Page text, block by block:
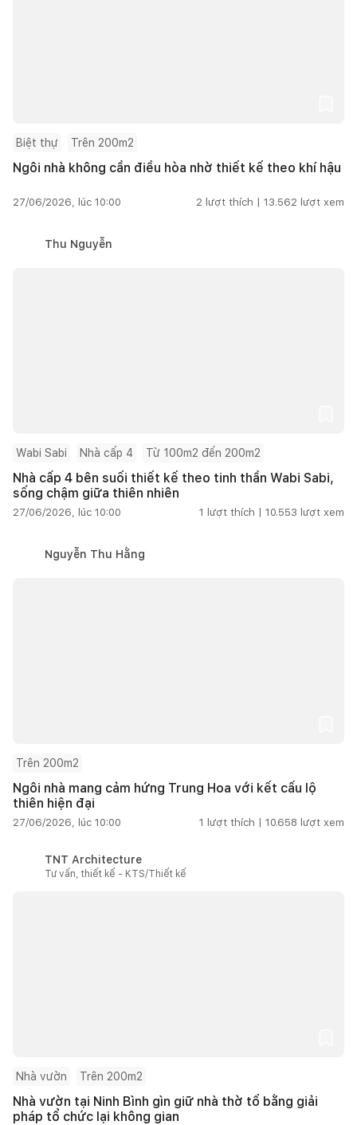
Biệt thự Trên 200m2
Ngôi nhà không cần điều hòa nhờ thiết kế theo khí hậu
27/06/2026, lúc 10:00 2 lượt thích | 13.562 lượt xem
Thu Nguyễn
Wabi Sabi Nhà cấp 4 Từ 100m2 đến 200m2
Nhà cấp 4 bên suối thiết kế theo tinh thần Wabi Sabi,
sống chậm giữa thiên nhiên
27/06/2026, lúc 10:00 1 lượt thích | 10.553 lượt xem
Nguyễn Thu Hằng
Trên 200m2
Ngôi nhà mang cảm hứng Trung Hoa với kết cấu lộ
thiên hiện đại
27/06/2026, lúc 10:00 1 lượt thích | 10.658 lượt xem
TNT Architecture
Tư vấn, thiết kế - KTS/Thiết kế
Nhà vườn Trên 200m2
Nhà vườn tại Ninh Bình gìn giữ nhà thờ tổ bằng giải
pháp tổ chức lại không gian